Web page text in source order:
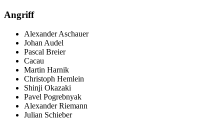
Angriff
Alexander Aschauer
Johan Audel
Pascal Breier
Cacau
Martin Harnik
Christoph Hemlein
Shinji Okazaki
Pavel Pogrebnyak
Alexander Riemann
Julian Schieber